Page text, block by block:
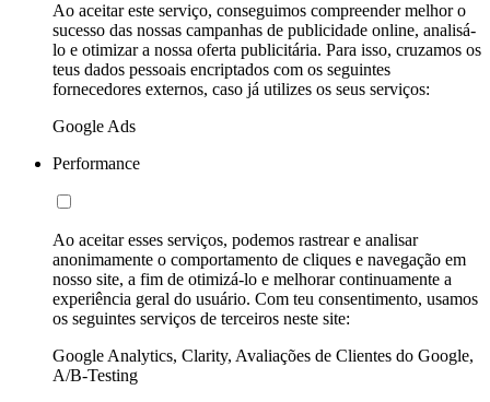
Ao aceitar este serviço, conseguimos compreender melhor o
sucesso das nossas campanhas de publicidade online, analisá-
lo e otimizar a nossa oferta publicitária. Para isso, cruzamos os
teus dados pessoais encriptados com os seguintes
fornecedores externos, caso já utilizes os seus serviços:
Google Ads
Performance
Ao aceitar esses serviços, podemos rastrear e analisar
anonimamente o comportamento de cliques e navegação em
nosso site, a fim de otimizá-lo e melhorar continuamente a
experiência geral do usuário. Com teu consentimento, usamos
os seguintes serviços de terceiros neste site:
Google Analytics, Clarity, Avaliações de Clientes do Google,
A/B-Testing